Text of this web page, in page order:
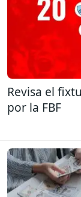
Revisa el
por la FBF